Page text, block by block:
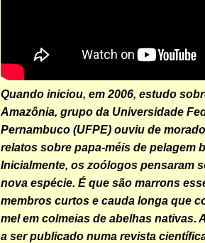
Quando iniciou, em 2006, estudo
Amazônia, grupo da Universidade
Pernambuco (UFPE) ouviu de
relatos sobre papa-méis de pelagem
Inicialmente, os zoólogos pensaram
nova espécie. É que são marrons
membros curtos e cauda longa que
mel em colmeias de abelhas nativas.
a ser publicado numa revista